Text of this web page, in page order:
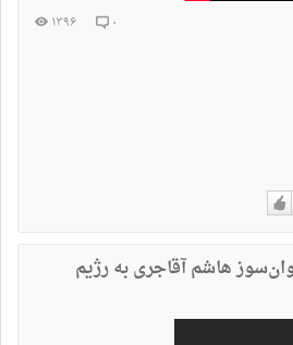
۰ ۱۳۹۶
هاشم آقاجری به رژیم